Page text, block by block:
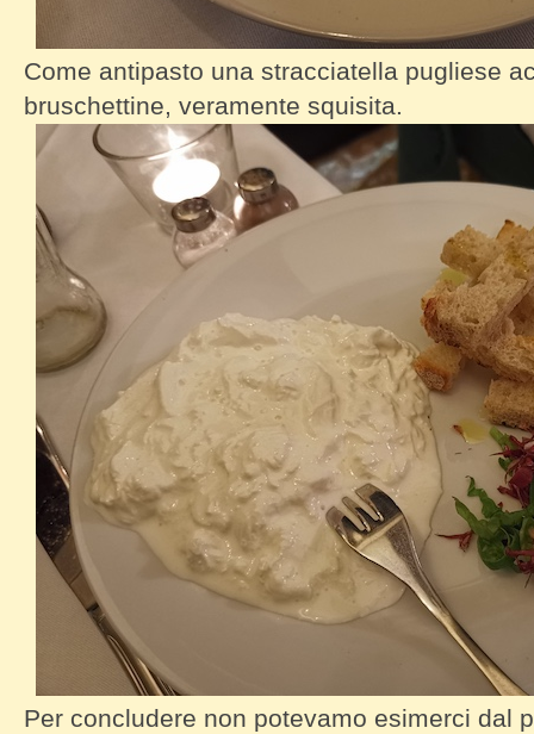
Come antipasto una stracciatella pugliese
bruschettine, veramente squisita.
Tavolo Ventisette Stracciatella by
Per concludere non potevamo esimerci dal